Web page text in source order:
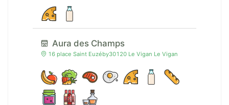
Aura des Champs
16 place Saint Euzéby30120 Le Vigan Le Vigan